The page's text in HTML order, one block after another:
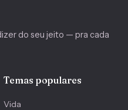
do seu jeito — pra cada
Temas populares
Vida